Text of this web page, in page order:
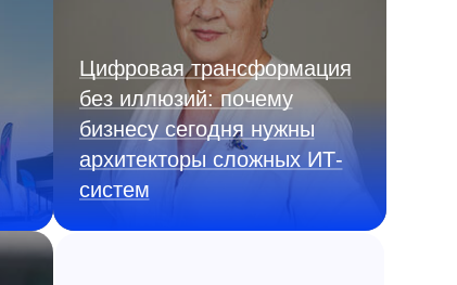
Цифровая трансформация
без иллюзий: почему
бизнесу сегодня нужны
архитекторы сложных ИТ-
систем